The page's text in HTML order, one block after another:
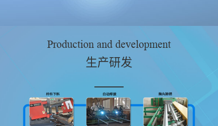
Production and development
生产研发